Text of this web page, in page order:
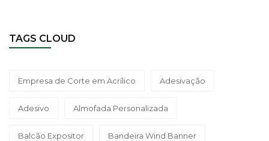
TAGS CLOUD
Empresa de Corte em Acrílico Adesivação
Adesivo Almofada Personalizada
Balcão Expositor Bandeira Wind Banner